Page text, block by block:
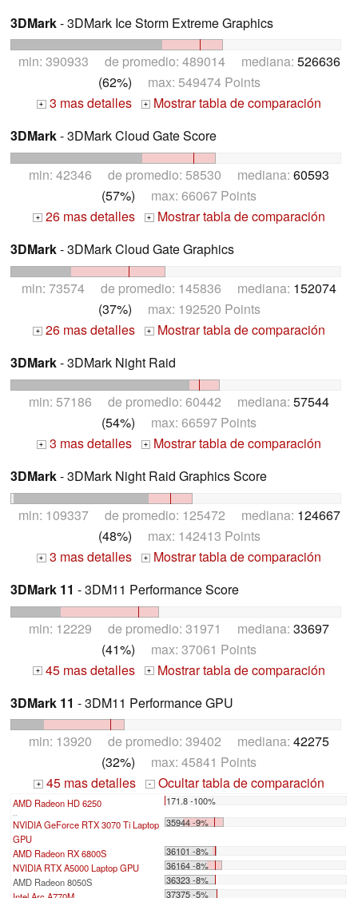
3DMark- 3DMark Ice Storm Extreme Graphics
min: 390933 de promedio: 489014 mediana: 526636
(62%) max: 549474 Points
+ 3 mas detalles +
Mostrar tabla de comparación
3DMark- 3DMark Cloud Gate Score
min: 42346 de promedio: 58530 mediana: 60593
(57%) max: 66067 Points
+ 26 mas detalles + Mostrar tabla de comparación
3DMark- 3DMark Cloud Gate Graphics
min: 73574 de promedio: 145836 mediana: 152074
(37%) max: 192520 Points
+ 26 mas detalles + Mostrar tabla de comparación
3DMark- 3DMark Night Raid
min: 57186 de promedio: 60442 mediana: 57544
(54%) max: 66597 Points
+ 3 mas detalles +
Mostrar tabla de comparación
3DMark- 3DMark Night Raid Graphics Score
min: 109337 de promedio: 125472 mediana: 124667
(48%) max: 142413 Points
+ 3 mas detalles +
Mostrar tabla de comparación
3DMark 11 - 3DM11 Performance Score
min: 12229 de promedio: 31971 mediana: 33697
(41%) max: 37061 Points
+ 45 mas detalles + Mostrar tabla de comparación
3DMark 11 - 3DM11 Performance GPU
min: 13920 de promedio: 39402 mediana: 42275
(32%) max: 45841 Points
+ 45 mas detalles - Ocultar tabla de comparación
AMD Radeon HD 6250 171.8 -100%
...
NVIDIA GeForce RTX 3070 Ti Laptop
GPU
35944 -9%
AMD Radeon RX 6800S
36101 -8%
NVIDIA RTX A5000 Laptop GPU
36164 -8%
AMD Radeon 8050S
36323 -8%
37375 -5%